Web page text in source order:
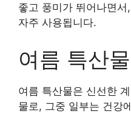
좋고 풍미가 뛰어나면
자주 사용됩니다.
여름 특산
여름 특산물은 신선한
물로, 그중 일부는 건강